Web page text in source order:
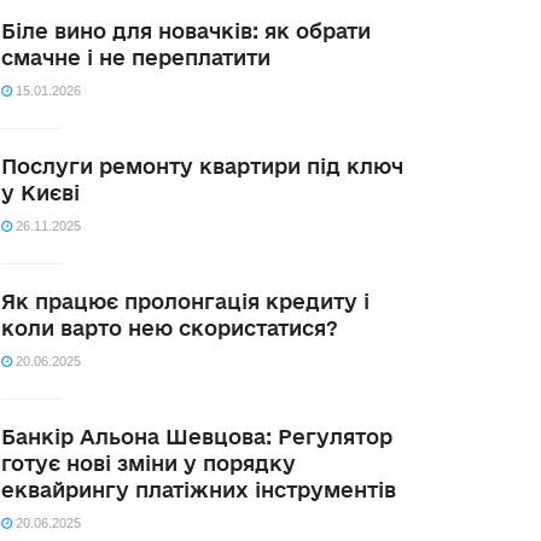
Біле вино для новачків: як обрати
смачне і не переплатити
15.01.2026
Послуги ремонту квартири під ключ
у Києві
26.11.2025
Як працює пролонгація кредиту і
коли варто нею скористатися?
20.06.2025
Банкір Альона Шевцова: Регулятор
готує нові зміни у порядку
еквайрингу платіжних інструментів
20.06.2025